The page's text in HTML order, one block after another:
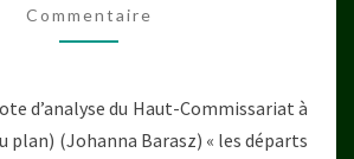
Commentaire
d’analyse du Haut-Commissariat à
plan) (Johanna Barasz) « les départs